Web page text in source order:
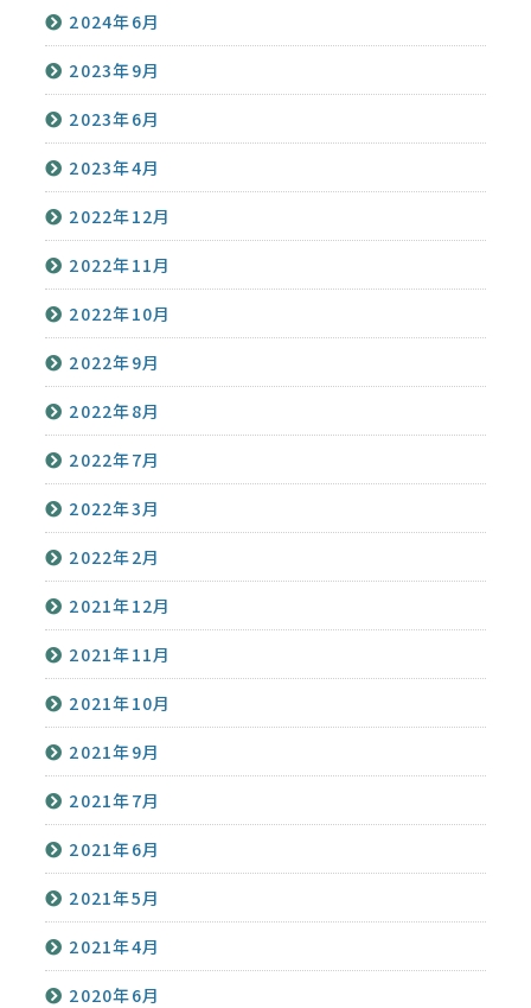
2024年6月
2023年9月
2023年6月
2023年4月
2022年12月
2022年11月
2022年10月
2022年9月
2022年8月
2022年7月
2022年3月
2022年2月
2021年12月
2021年11月
2021年10月
2021年9月
2021年7月
2021年6月
2021年5月
2021年4月
2020年6月